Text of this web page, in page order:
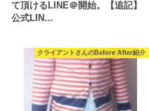
て頂けるLINE＠開始。【追記】
公式LIN…
クライアントさんのBefore After紹介